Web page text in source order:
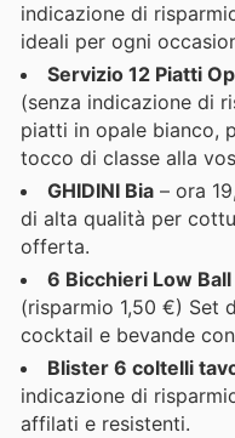
indicazione di
ideali per ogni
Servizio 12 Piatti
(senza indicazione di
piatti in opale bianco,
tocco di classe alla
GHIDINI Bia – ora
di alta qualità per
offerta.
6 Bicchieri Low Ball
(risparmio 1,50 €) Set
cocktail e bevande
Blister 6 coltelli
indicazione di
affilati e resistenti.